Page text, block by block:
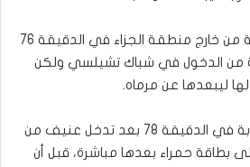
وصوب تشاكا كرة صاروخية من خارج منطقة الجزاء في الدقيقة 76
من الدخول في شباك تشيلسي ولكن
ليبعدها عن مرماه.
وتعرض محمد النني لإصابة في الدقيقة 78 بعد تدخل عنيف من
بطاقة حمراء بعدها مباشرة، قبل أن